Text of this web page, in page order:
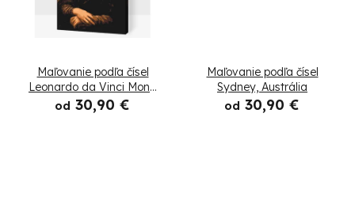
Maľovanie podľa čísel
Leonardo da Vinci Mona
Lisa
od 30,90 €
Maľovanie podľa čísel
Sydney, Austrália
od 30,90 €